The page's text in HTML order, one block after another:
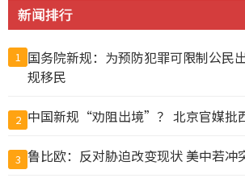
新闻排行
1 国务院新规：为预防犯罪可限制公民
规移民
2 中国新规“劝阻出境”？ 北京官媒批
3 鲁比欧：反对胁迫改变现状 美中若冲